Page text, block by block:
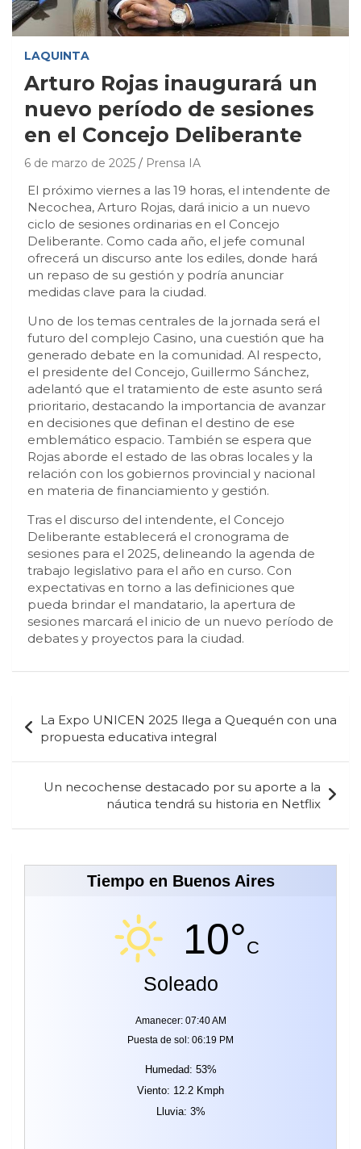
LAQUINTA
Arturo Rojas inaugurará un
nuevo período de sesiones
en el Concejo Deliberante
6 de marzo de 2025 Prensa IA
El próximo viernes a las 19 horas, el intendente de
Necochea, Arturo Rojas, dará inicio a un nuevo
ciclo de sesiones ordinarias en el Concejo
Deliberante. Como cada año, el jefe comunal
ofrecerá un discurso ante los ediles, donde hará
un repaso de su gestión y podría anunciar
medidas clave para la ciudad.
Uno de los temas centrales de la jornada será el
futuro del complejo Casino, una cuestión que ha
generado debate en la comunidad. Al respecto,
el presidente del Concejo, Guillermo Sánchez,
adelantó que el tratamiento de este asunto será
prioritario, destacando la importancia de avanzar
en decisiones que definan el destino de ese
emblemático espacio. También se espera que
Rojas aborde el estado de las obras locales y la
relación con los gobiernos provincial y nacional
en materia de financiamiento y gestión.
Tras el discurso del intendente, el Concejo
Deliberante establecerá el cronograma de
sesiones para el 2025, delineando la agenda de
trabajo legislativo para el año en curso. Con
expectativas en torno a las definiciones que
pueda brindar el mandatario, la apertura de
sesiones marcará el inicio de un nuevo período de
debates y proyectos para la ciudad.
de
entradas
La Expo UNICEN 2025 llega a Quequén con una
propuesta educativa integral
Un necochense destacado por su aporte a la
náutica tendrá su historia en Netflix
Tiempo en Buenos Aires
10°C
Soleado
Amanecer: 07:40 AM
Puesta de sol: 06:19 PM
Humedad: 53%
Viento: 12.2 Kmph
Lluvia: 3%